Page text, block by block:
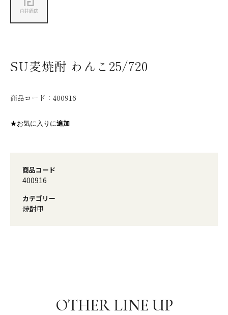
SU麦焼酎 わんこ25/720
商品コード： 400916
★お気に入りに追加
商品コード
400916
カテゴリー
焼酎甲